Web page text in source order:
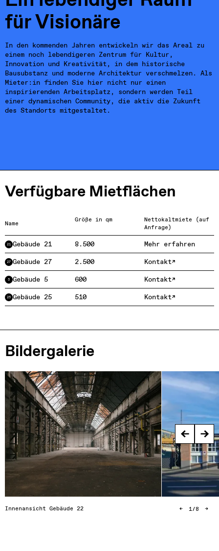
Kontakt
für Visionäre
In den kommenden Jahren entwickeln wir das Areal zu
einem noch lebendigeren Zentrum für Kultur,
Innovation und Kreativität, in dem historische
Bausubstanz und moderne Architektur verschmelzen. Als
Mieter:in finden Sie hier nicht nur einen
inspirierenden Arbeitsplatz, sondern werden Teil
einer dynamischen Community, die aktiv die Zukunft
des Standorts mitgestaltet.
Verfügbare Mietflächen
Name Größe in qm
Nettokaltmiete (auf
Anfrage)
21 Gebäude 21 8.500 Mehr erfahren
27 Gebäude 27 2.500 Kontakt
5 Gebäude 5 600 Kontakt
25 Gebäude 25 510 Kontakt
Bildergalerie
Innenansicht Gebäude 22 ← 1/8 →
← →